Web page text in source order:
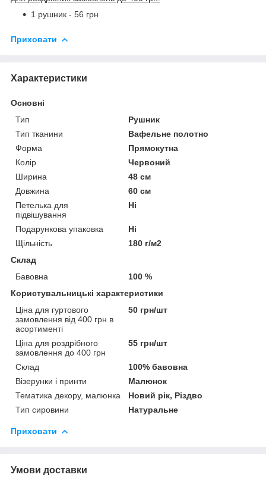
1 рушник - 56 грн
Приховати
Характеристики
Основні
Тип
Рушник
Тип тканини
Вафельне полотно
Форма
Прямокутна
Колір
Червоний
Ширина
48 см
Довжина
60 см
Петелька для
підвішування
Ні
Подарункова упаковка
Ні
Щільність
180 г/м2
Склад
Бавовна
100 %
Користувальницькі характеристики
Ціна для гуртового
замовлення від 400 грн в
асортименті
50 грн/шт
Ціна для роздрібного
замовлення до 400 грн
55 грн/шт
Склад
100% бавовна
Візерунки і принти
Малюнок
Тематика декору, малюнка
Новий рік, Різдво
Тип сировини
Натуральне
Приховати
Умови доставки